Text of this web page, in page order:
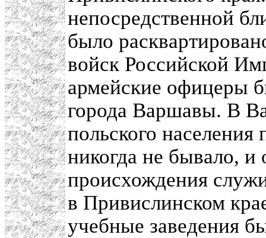
непосредственной
было
войск Российской
армейские офицеры
города Варшавы. В
польского населения
никогда не бывало, и
происхождения
в Привислинском
учебные заведения